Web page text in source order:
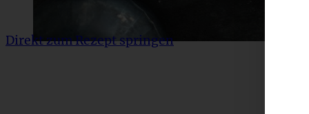
Direkt zum Rezept springen